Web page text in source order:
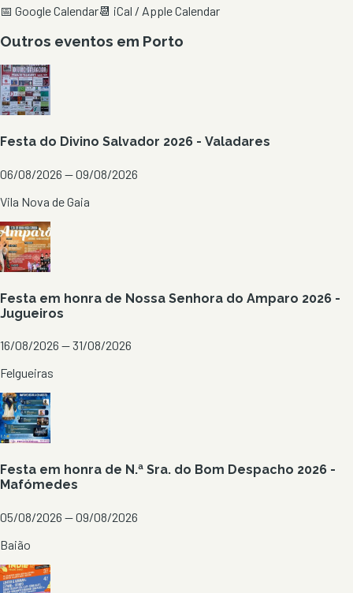
📅 Google Calendar📆 iCal / Apple Calendar
Outros eventos em Porto
Festa do Divino Salvador 2026 - Valadares
06/08/2026 — 09/08/2026
Vila Nova de Gaia
Festa em honra de Nossa Senhora do Amparo 2026 -
Jugueiros
16/08/2026 — 31/08/2026
Felgueiras
Festa em honra de N.ª Sra. do Bom Despacho 2026 -
Mafómedes
05/08/2026 — 09/08/2026
Baião